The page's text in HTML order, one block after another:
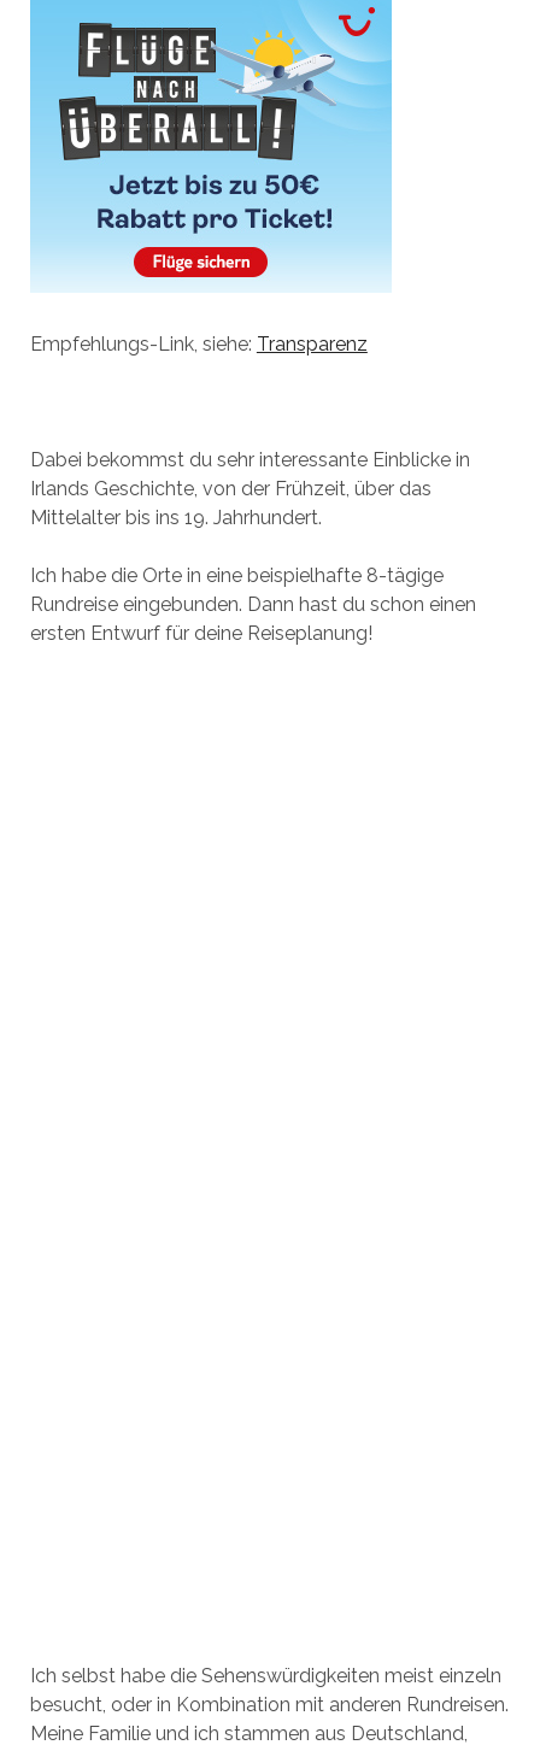
Empfehlungs-Link, siehe: Transparenz
Dabei bekommst du sehr interessante Einblicke in
Irlands Geschichte, von der Frühzeit, über das
Mittelalter bis ins 19. Jahrhundert.
Ich habe die Orte in eine beispielhafte 8-tägige
Rundreise eingebunden. Dann hast du schon einen
ersten Entwurf für deine Reiseplanung!
Ich selbst habe die Sehenswürdigkeiten meist einzeln
besucht, oder in Kombination mit anderen Rundreisen.
Meine Familie und ich stammen aus Deutschland,